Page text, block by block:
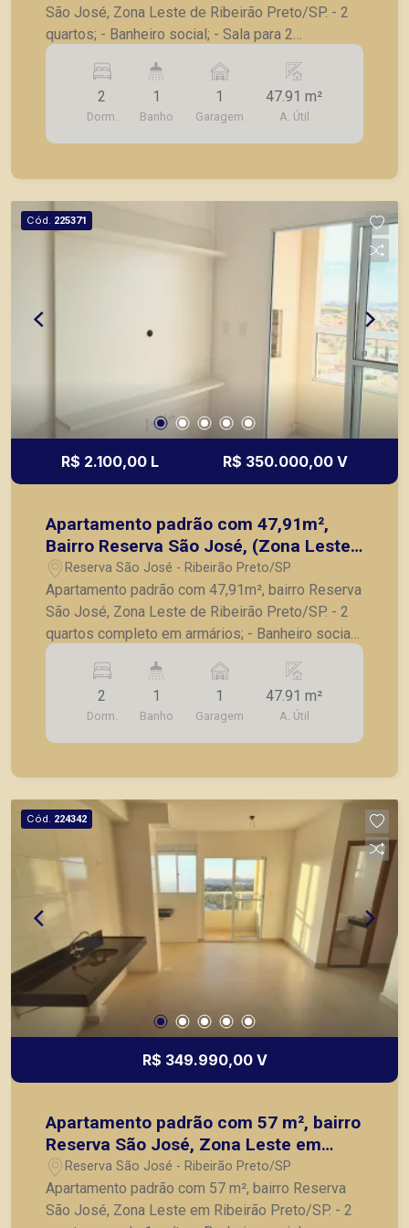
São José, Zona Leste de Ribeirão Preto/SP. - 2
quartos; - Banheiro social; - Sala para 2
ambientes com painel; - Varanda gourmet com
churrasqueira; - Cozinha planejada; - Lavanderia; -
1 vaga de garagem. A Piramid tem como objetivo
atender seus clientes com agilidade e segurança,
em locação, vendas de imóveis prontos, usados
2
Dorm.
1
Banho
1
Garagem
47.91 m²
A. Útil
Cód. 225371
R$ 2.100,00 L R$ 350.000,00 V
Apartamento padrão com 47,91m²,
Bairro Reserva São José, (Zona Leste),
em Ribeirão Preto/SP:
Reserva São José - Ribeirão Preto/SP
Apartamento padrão com 47,91m², bairro Reserva
São José, Zona Leste de Ribeirão Preto/SP. - 2
quartos completo em armários; - Banheiro social;
- Sala para 2 ambientes; - Cozinha planejada; -
Lavanderia; - Varanda gourmet; - 1 vaga de
garagem. A Piramid tem como objetivo atender
seus clientes com agilidade e segurança, em
locação, vendas de imóveis prontos, usados ou
2
Dorm.
1
Banho
1
Garagem
47.91 m²
A. Útil
Cód. 224342
R$ 349.990,00 V
Apartamento padrão com 57 m², bairro
Reserva São José, Zona Leste em
Ribeirão Preto/SP.
Reserva São José - Ribeirão Preto/SP
Apartamento padrão com 57 m², bairro Reserva
São José, Zona Leste em Ribeirão Preto/SP. - 2